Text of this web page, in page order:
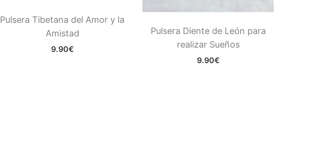
Pulsera Tibetana del Amor y la
Amistad
9.90€
Pulsera Diente de León para
realizar Sueños
9.90€